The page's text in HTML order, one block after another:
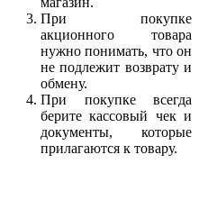
При покупке
акционного товара
нужно понимать, что он
не подлежит возврату и
обмену.
При покупке всегда
берите кассовый чек и
документы, которые
прилагаются к товару.